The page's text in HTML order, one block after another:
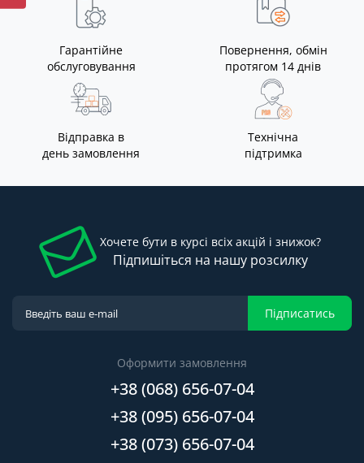
Гарантійне
обслуговування
Повернення, обмін
протягом 14 днів
Відправка в
день замовлення
Технічна
підтримка
Хочете бути в курсі всіх акцій і знижок?
Підпишіться на нашу розсилку
Підписатись
Оформити замовлення
+38 (068) 656-07-04
+38 (095) 656-07-04
+38 (073) 656-07-04